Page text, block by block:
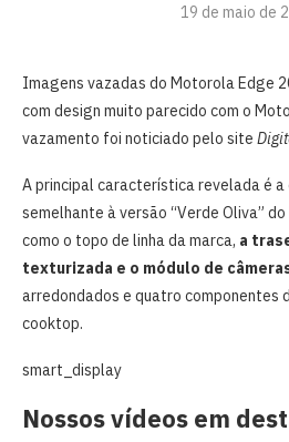
19 de maio de
Imagens vazadas do Motorola Edge
com design muito parecido com o
vazamento foi noticiado pelo site
A principal característica revelada é a
semelhante à versão “Verde Oliva”
como o topo de linha da marca, a
texturizada e o módulo de
arredondados e quatro componentes
cooktop.
smart_display
Nossos vídeos em